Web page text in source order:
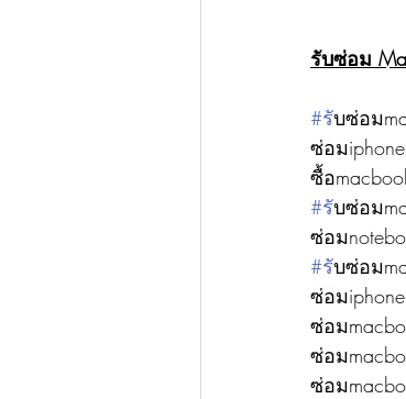
รับซ่อม
#รบซ่อม
ซ่อมiphone
ซื้อ
#รบซ่อม
ซ่อม
#รบซ่อม
ซ่อม
ซ่อม
ซ่อม
ซ่อม